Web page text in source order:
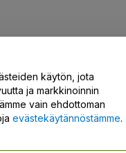
käytön, jota
ja markkinoinnin
vain ehdottoman
evästekäytännöstämme.